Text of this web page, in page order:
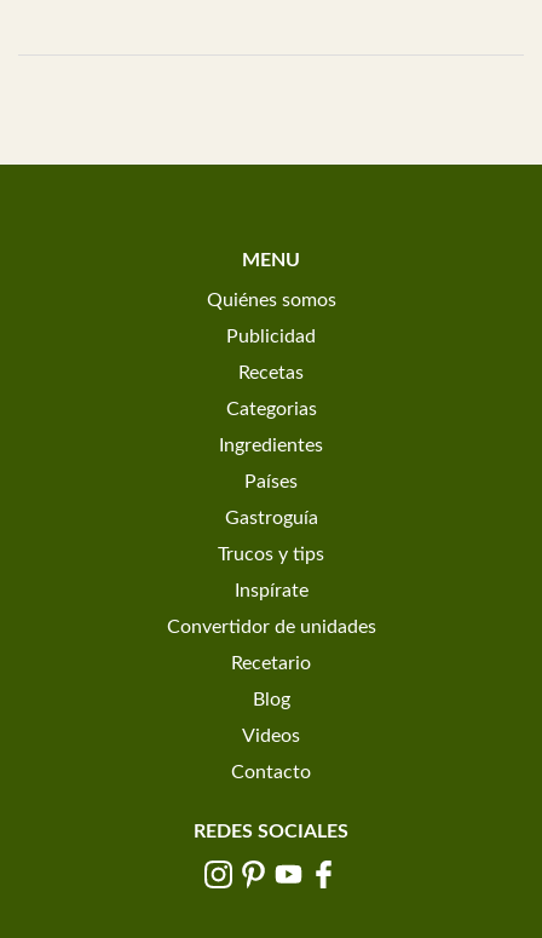
MENU
Quiénes somos
Publicidad
Recetas
Categorias
Ingredientes
Países
Gastroguía
Trucos y tips
Inspírate
Convertidor de unidades
Recetario
Blog
Videos
Contacto
REDES SOCIALES